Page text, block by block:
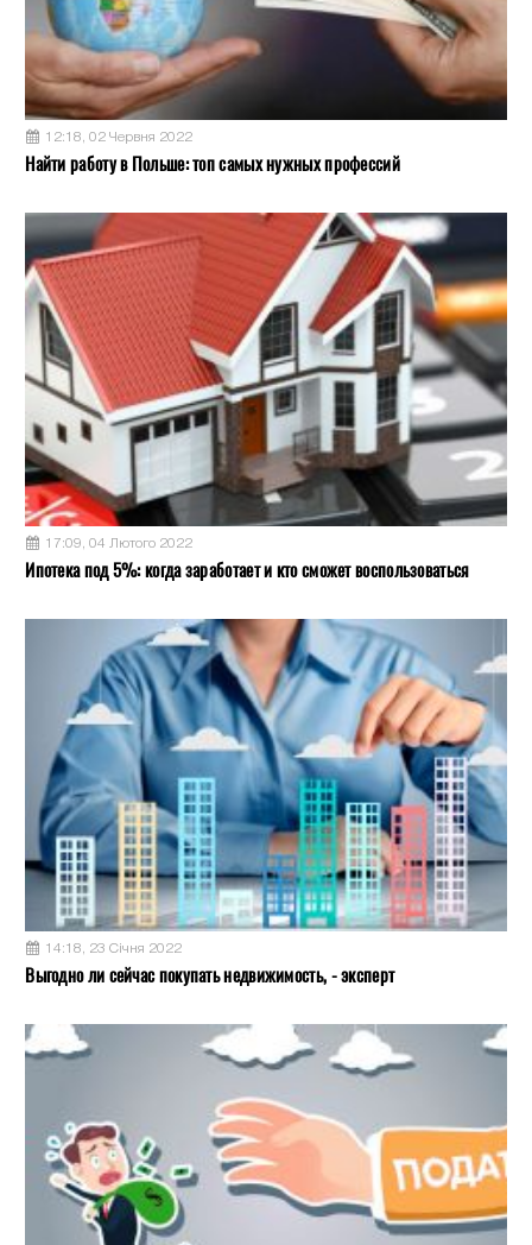
12:18, 02 Червня 2022
Найти работу в Польше: топ самых нужных профессий
17:09, 04 Лютого 2022
Ипотека под 5%: когда заработает и кто сможет воспользоваться
14:18, 23 Січня 2022
Выгодно ли сейчас покупать недвижимость, - эксперт